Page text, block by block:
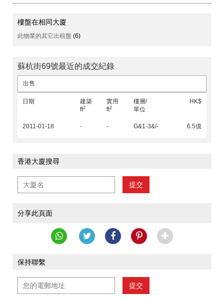
樓盤在相同大廈
此物業的其它出租盤 (6)
蘇杭街69號最近的成交紀錄
出售
日期
建築
ft2
實用
ft2
樓層/
單位
HK$
2011-01-18 - - G&1-3&/- 6.5億
香港大廈搜尋
提交
分享此頁面
保持聯繫
提交